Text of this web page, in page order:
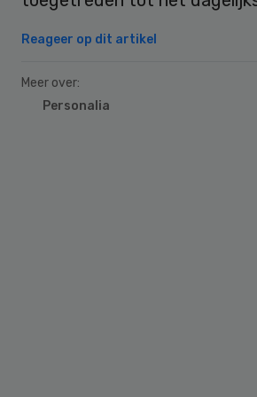
Reageer op dit artikel
Meer over:
Personalia